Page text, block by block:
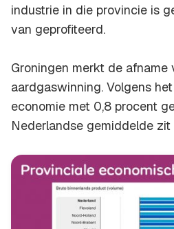
industrie in die provincie is
van geprofiteerd.
Groningen merkt de afname
aardgaswinning. Volgens
economie met 0,8 procent
Nederlandse gemiddelde zit